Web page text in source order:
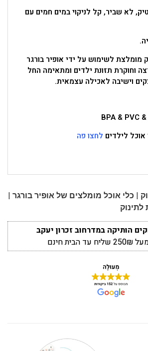
לא שביר, קל לניקוי במים חמים עם
מומלצת לשימוש על ידי אופיר בורגר
וחוקרת תזונת ילדים ומתאימה החל
וישיבה לאכילה עצמאית.
BPA & PVC
אוכל לילדים לחצו פה
| כלי אוכל מומלצים של אופיר בורגר |
לתינוק
הותיקה במדרחוב זכרון יעקב
חינם